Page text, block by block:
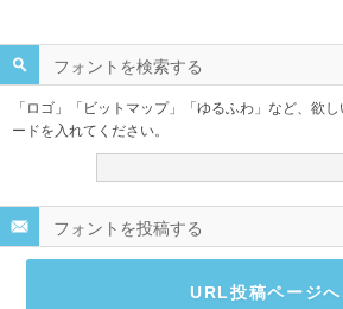
フォントを検索する
「ロゴ」「ビットマップ」「ゆるふわ」など、欲
ードを入れてください。
フォントを投稿する
URL投稿ページへ